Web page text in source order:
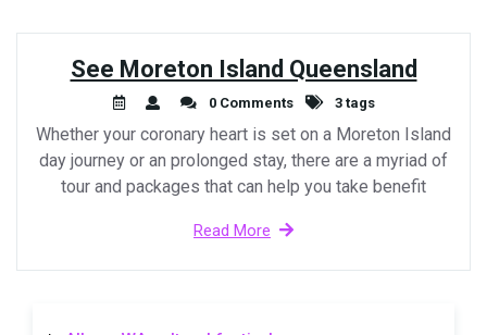
See Moreton Island Queensland
0 Comments 3 tags
Whether your coronary heart is set on a Moreton Island
day journey or an prolonged stay, there are a myriad of
tour and packages that can help you take benefit
Read More